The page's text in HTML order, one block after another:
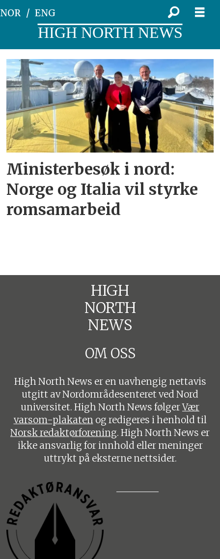
NOR ENG
HIGH NORTH NEWS
Tag:
kritiske
råmaterialer
Ministerbesøk i nord:
Norge og Italia vil styrke
romsamarbeid
HIGH
NORTH
NEWS
OM OSS
High North News er en uavhengig nettavis
utgitt av Nordområdesenteret ved Nord
universitet. High North News følgerVær
varsom-plakaten og redigeres i henhold til
Norsk redaktørforening. High North News er
ikke ansvarlig for innhold eller meninger
uttrykt på eksterne nettsider.